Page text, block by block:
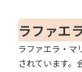
ラファエ
ラファエラ・マ
されています。